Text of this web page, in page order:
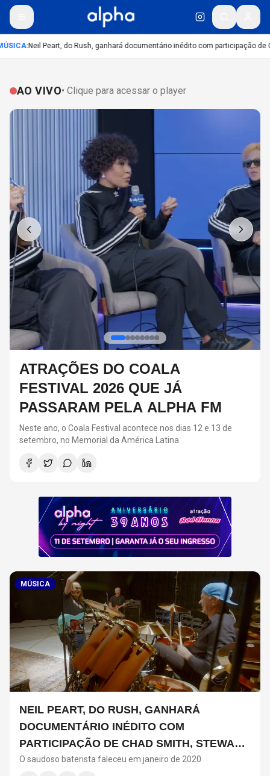
:Neil Peart, do Rush, ganhará documentário inédito com participação de
AO VIVO• Clique para acessar o player
RED HOT CHILI PEPPERS DEVE
VOLTAR AOS ESTÚDIOS EM
BREVE, DIZ ANTHONY KIEDIS
O último álbum da banda foi lançado em 2022
MÚSICA
NEIL PEART, DO RUSH, GANHARÁ
DOCUMENTÁRIO INÉDITO COM
PARTICIPAÇÃO DE CHAD SMITH, STEWART
COPELAND E DANNY CAREY
O saudoso baterista faleceu em janeiro de 2020